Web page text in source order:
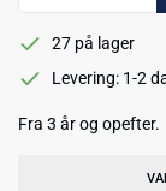
27 på lager
Levering: 1-2
Fra 3 år og opefter.